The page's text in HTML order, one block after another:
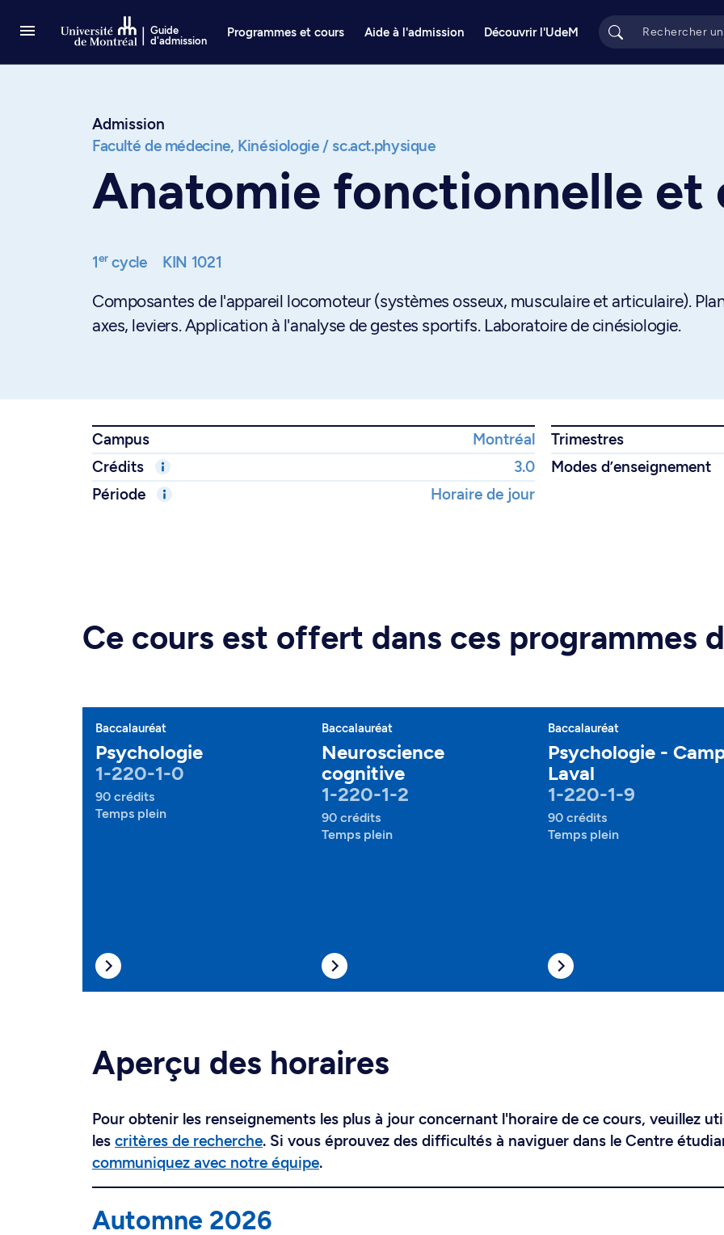
Guide
d'admission
Programmes et cours Aide à l'admission Découvrir l'UdeM
Admission
Faculté de médecine, Kinésiologie / sc.act.physique
Anatomie fonctionnelle et
1ercycle KIN 1021
Composantes de l'appareil locomoteur (systèmes osseux, musculaire et articulaire).
axes, leviers. Application à l'analyse de gestes sportifs. Laboratoire de cinésiologie.
Campus Montréal
Trimestres
Crédits
3.0
Modes d’enseignement
Période
Horaire de jour
Ce cours est offert dans ces programmes
Baccalauréat
Psychologie
1-220-1-0
90 crédits
Temps plein
Baccalauréat
Neuroscience
cognitive
1-220-1-2
90 crédits
Temps plein
Baccalauréat
Psychologie -
Laval
1-220-1-9
90 crédits
Temps plein
Aperçu des horaires
Pour obtenir les renseignements les plus à jour concernant l'horaire de ce cours, veuillez
les critères de recherche. Si vous éprouvez des difficultés à naviguer dans le Centre
communiquez avec notre équipe.
Automne 2026